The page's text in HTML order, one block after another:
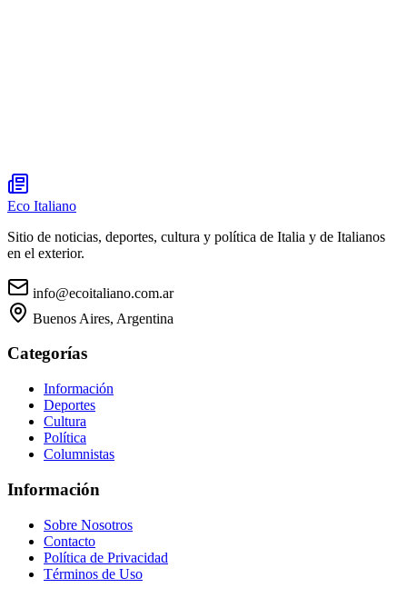
Eco Italiano
Sitio de noticias, deportes, cultura y política de Italia y de Italianos
en el exterior.
info@ecoitaliano.com.ar
Buenos Aires, Argentina
Categorías
Información
Deportes
Cultura
Política
Columnistas
Información
Sobre Nosotros
Contacto
Política de Privacidad
Términos de Uso